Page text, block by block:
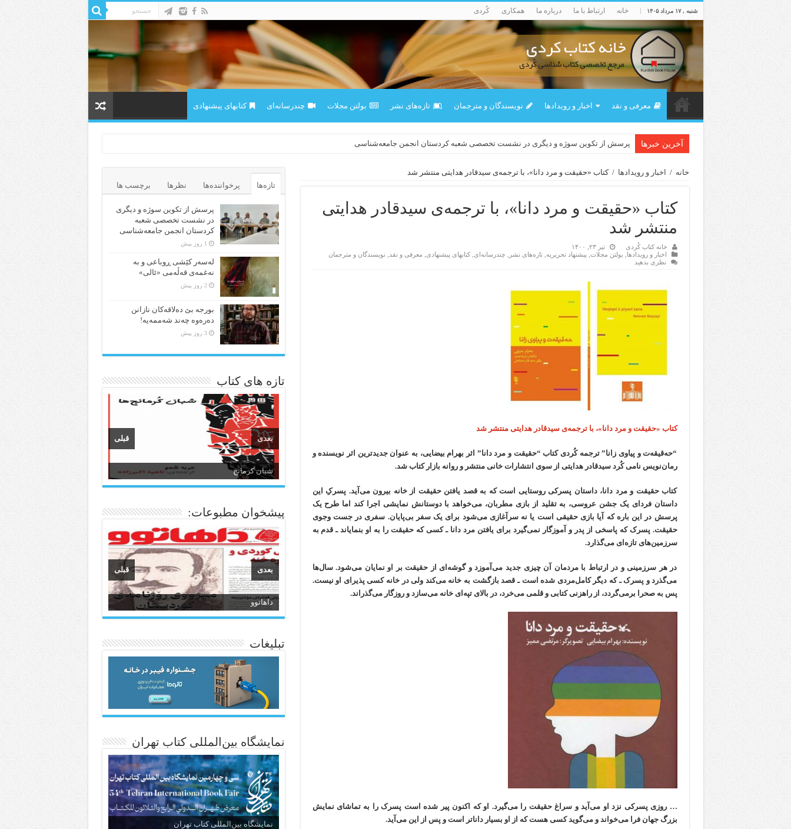
شنبه , ۱۷ مرداد ۱۴۰۵ خانه ارتباط با ما درباره ما همکاری کُردی
معرفی و نقد اخبار و رویدادها نویسندگان و مترجمان تازەهای نشر بولتن مجلات چندرسانه‌ای کتابهای پیشنهادی
آخرین خبرها پرسش از تکوین سوژه و دیگری در نشست تخصصی شعبه کردستان انجمن جامعه‌شناسی
لەسەر کێشی ڕوباعی و به نەغمەی قەڵەمی «ئالی»
خانه / اخبار و رویدادها / کتاب «حقیقت و مرد دانا»، با ترجمه‌ی سیدقادر هدایتی منتشر شد
کتاب «حقیقت و مرد دانا»، با ترجمه‌ی سیدقادر هدایتی
منتشر شد
خانه کتاب کُردی
تیر ۲۳, ۱۴۰۰
اخبار و رویدادها
بولتن مجلات پیشنهاد تحریریه ,تازەهای نشر چندرسانه‌ای ,کتابهای پیشنهادی معرفی و نقد
نویسندگان و مترجمان
نظری بدهید
کتاب «حقیقت و مرد دانا»، با ترجمه‌ی سیدقادر هدایتی منتشر شد
“حه‌قیقه‌ت و پیاوی زانا” ترجمه کُردی کتاب “حقیقت و مرد دانا” اثر بهرام بیضایی، به عنوان جدیدترین اثر نویسنده و
رمان‌نویس نامی کُرد سیدقادر هدایتی از سوی انتشارات خانی منتشر و روانه بازار کتاب شد.
کتاب حقیقت و مرد دانا، داستان پسرکی روستایی است که به قصد یافتن حقیقت از خانه بیرون می‌آید. پسرکِ این
داستان فردای یک جشن عروسی، به تقلید از بازی مطربان، می‌خواهد با دوستانش نمایشی اجرا کند اما طرح یک
پرسش در این باره که آیا بازی حقیقی است یا نه سرآغازی می‌شود برای یک سفر بی‌پایان. سفری در جست وجوی
حقیقت. پسرک که پاسخی از پدر و آموزگار نمی‌گیرد برای یافتن مرد دانا ـ کسی که حقیقت را به او بنمایاند ـ قدم به
سرزمین‌های تازه‌ای می‌گذارد.
در هر سرزمینی و در ارتباط با مردمان آن چیزی جدید می‌آموزد و گوشه‌ای از حقیقت بر او نمایان می‌شود. سال‌ها
می‌گذرد و پسرک ـ که دیگر کامل‌مردی شده است ـ قصد بازگشت به خانه می‌کند ولی در خانه کسی پذیرای او نیست.
پس به صحرا برمی‌گردد، از راهزنی کتابی و قلمی می‌خرد، در بالای تپه‌ای خانه‌ می‌سازد و روزگار می‌گذراند.
… روزی پسرکی نزد او می‌آید و سراغ حقیقت را می‌گیرد. او که اکنون پیر شده است پسرک را به تماشای نمایش
بزرگ جهان فرا می‌خواند و می‌گوید کسی هست که از او بسیار داناتر است و پس از این می‌آید.
تازه‌ها پرخواننده‌ها نظرها برچسب ها
پرسش از تکوین سوژه و دیگری
در نشست تخصصی شعبه
کردستان انجمن جامعه‌شناسی
1 روز پیش
لەسەر کێشی ڕوباعی و به
نەغمەی قەڵەمی «ئالی»
2 روز پیش
بورجە بێ دەلاقەکان نازانن
دەرەوە چەند شەممەیە!
3 روز پیش
تازه های کتاب
زبان و ادبیات کردی
قبلی بعدی
پیشخوان مطبوعات:
سیروان
قبلی بعدی
تبلیغات
نمایشگاه بین‌المللی کتاب تهران
نمایشگاه بین‌المللی کتاب تهران